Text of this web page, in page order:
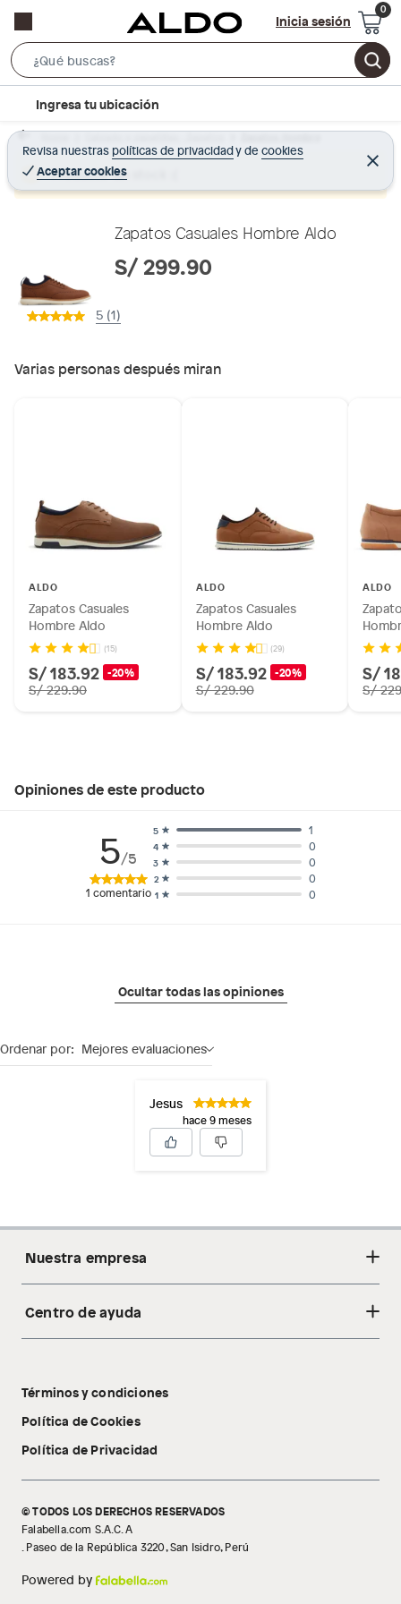
Inicia sesión
e
r
c
B
r
c
t
n
Ingresa tu ubicación
Revisa nuestras políticas de privacidadyde cookies
Aceptar cookies
C
e
r
Home Calzado y zapatillas - Zapatos Zapatos Hombre
Producto sin stock :(
Zapatos Casuales Hombre Aldo
S/ 299.90
5 (1)
Varias personas después miran
ALDO
Zapatos Casuales
Hombre Aldo
(15)
S/ 183.92 -20%
S/ 229.90
ALDO
Zapatos Casuales
Hombre Aldo
(29)
S/ 183.92 -20%
S/ 229.90
ALDO
S/
S/
Opiniones de este producto
5/5
1 comentario 1 0
2 0
3 0
4 0
5 1
Ocultar todas las opiniones
Ordenar por: Mejores evaluaciones
Jesus
hace 9 meses
Nuestra empresa
Acerca de nosotros
Tecnología Pillow Walk
Centro de ayuda
Libro de reclamaciones
Términos y condiciones
Política de Cookies
Política de Privacidad
© TODOS LOS DERECHOS RESERVADOS
Falabella.com S.A.C. A
. Paseo de la República 3220, San Isidro, Perú
Powered by